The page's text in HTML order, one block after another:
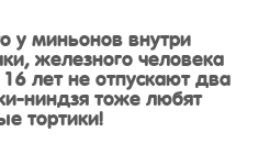
у миньонов внутри
железного человека
лет не отпускают два
ниндзя тоже любят
тортики!